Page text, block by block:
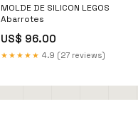
MOLDE DE SILICON LEGOS
Abarrotes
US$ 96.00
★★★★★ 4.9 (27 reviews)